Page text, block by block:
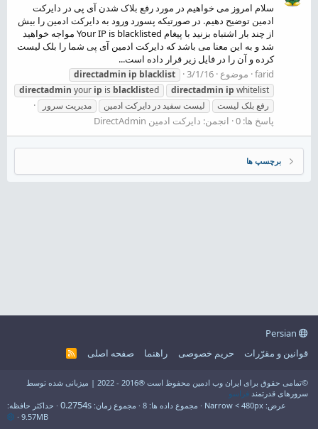
سلام امروز می خواهیم در مورد رفع بلاک شدن آی پی در دایرکت
ادمین توضیح دهیم. در صورتیکه پسورد ورود به دایرکت ادمین را بیش
از چند بار اشتباه بزنید با پیغام Your IP is blacklisted مواجه خواهید
شد و به این معنا می باشد که دایرکت ادمین آی پی شما را بلک لیست
کرده و آن را در فایل زیر قرار داده است...
farid موضوع 3/1/16
directadmin ip blacklist
directadmin ip whitelist
directadmin your ip is blacklisted
رفع بلک لیست
لیست سفید در دایرکت ادمین مدیریت سرور
پاسخ ها: 0 انجمن: دایرکت ادمین DirectAdmin
برچسپ ها
قوانین و مقرّرات
حریم خصوصی راهنما صفحه اصلی
R
©تمامی حقوق برای ایران وب ادمین محفوظ است ®2016 - 2022 | میزبانی شده توسط
سرورهای قدرتمند فراسو
عرض
مجموع داده ها 8 مجموع زمان 0.2754s
حداکثر حافظه
9.57MB